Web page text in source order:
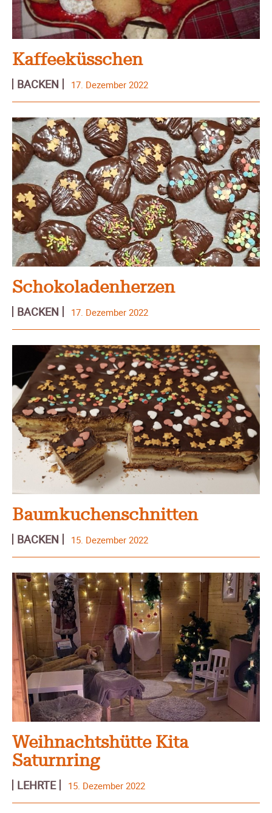
Kaffeeküsschen
BACKEN 17. Dezember 2022
Schokoladenherzen
BACKEN 17. Dezember 2022
Baumkuchenschnitten
BACKEN 15. Dezember 2022
Weihnachtshütte Kita
Saturnring
LEHRTE 15. Dezember 2022